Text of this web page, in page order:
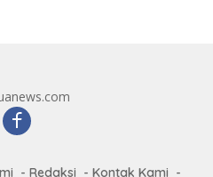
Redaksi Kontak Kami